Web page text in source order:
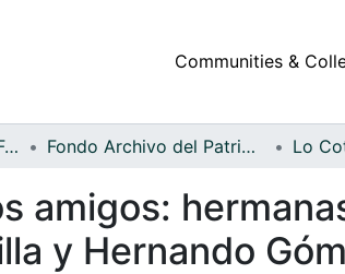
Communities &
Archivo del Patrimonio Fotográfico y Fílmico del Valle del Cauca Fondo Archivo del Patrimonio Fotográfico y Fílmico del Valle del Cauca Lo
amigos:
y Hernando